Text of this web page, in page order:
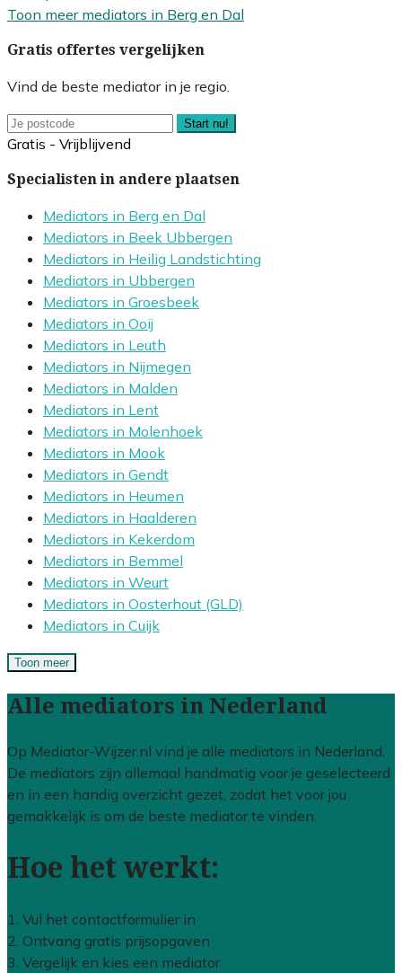
Toon meer mediators in Berg en Dal
Gratis offertes vergelijken
Vind de beste mediator in je regio.
Start nu!
Gratis - Vrijblijvend
Specialisten in andere plaatsen
Mediators in Berg en Dal
Mediators in Beek Ubbergen
Mediators in Heilig Landstichting
Mediators in Ubbergen
Mediators in Groesbeek
Mediators in Ooij
Mediators in Leuth
Mediators in Nijmegen
Mediators in Malden
Mediators in Lent
Mediators in Molenhoek
Mediators in Mook
Mediators in Gendt
Mediators in Heumen
Mediators in Haalderen
Mediators in Kekerdom
Mediators in Bemmel
Mediators in Weurt
Mediators in Oosterhout (GLD)
Mediators in Cuijk
Toon meer
Alle mediators in Nederland
Op Mediator-Wijzer.nl vind je alle mediators in Nederland.
De mediators zijn allemaal handmatig voor je geselecteerd
en in een handig overzicht gezet, zodat het voor jou
gemakkelijk is om de beste mediator te vinden.
Hoe het werkt:
1. Vul het contactformulier in
2. Ontvang gratis prijsopgaven
3. Vergelijk en kies een mediator